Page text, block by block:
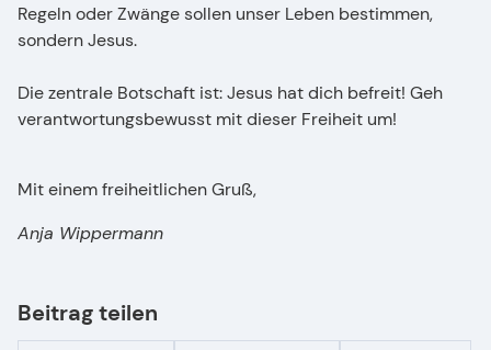
Regeln oder Zwänge sollen unser Leben bestimmen,
sondern Jesus.
Die zentrale Botschaft ist: Jesus hat dich befreit! Geh
verantwortungsbewusst mit dieser Freiheit um!
Mit einem freiheitlichen Gruß,
Anja Wippermann
Beitrag teilen